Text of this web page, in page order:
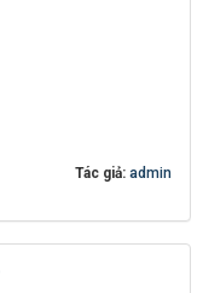
Tác giả: admin